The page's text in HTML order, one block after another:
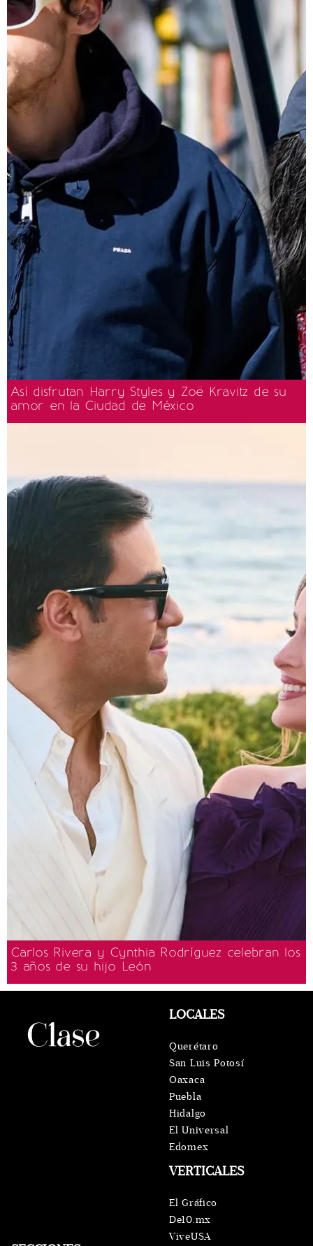
Así disfrutan Harry Styles y Zoë Kravitz de su
amor en la Ciudad de México
Carlos Rivera y Cynthia Rodríguez celebran los
3 años de su hijo León
VERTICALES
El Gráfico
De10.mx
ViveUSA
LOCALES
Querétaro
San Luis Potosí
Oaxaca
Puebla
Hidalgo
El Universal
Edomex